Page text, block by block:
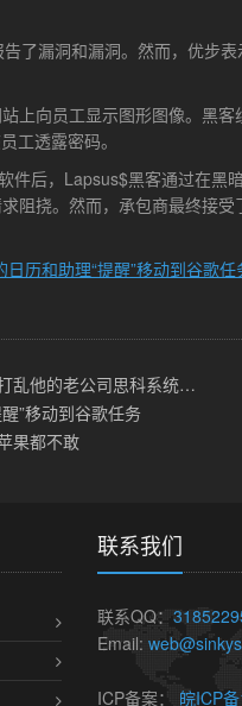
了漏洞和漏洞。然而，优步
上向员工显示图形图像。黑客
工透露密码。
件后，Lapsus$黑客通过在黑
阻挠。然而，承包商最终接受
历和助理“提醒”移动到谷歌任
● 钱伯斯带着一家初创公司回来打乱他的老公司思科系统公司
”移动到谷歌任务
果都不敢
联系我们
联系QQ：
Email:
ICP备案： 皖ICP